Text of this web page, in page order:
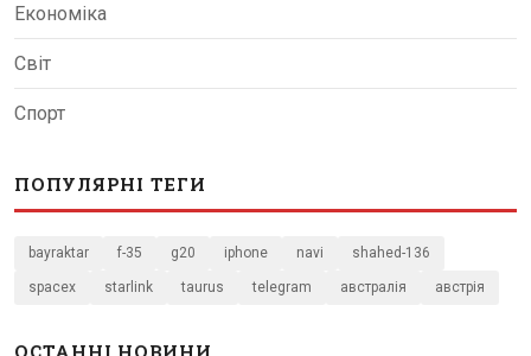
Економіка
Світ
Спорт
ПОПУЛЯРНІ ТЕГИ
bayraktar f-35 g20 iphone navi shahed-136
spacex starlink taurus telegram австралія австрія
ОСТАННІ НОВИНИ